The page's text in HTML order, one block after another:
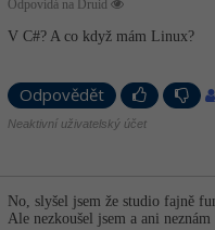
Odpovídá na Druid
V C#? A co když mám Linux?
Odpovědět
Neaktivní uživatelský účet
No, slyšel jsem že studio fajně
Ale nezkoušel jsem a ani